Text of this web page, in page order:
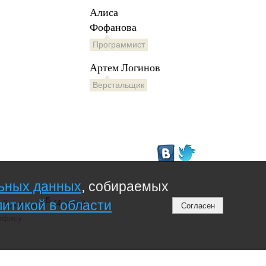
Алиса
Фофанова
Программист
Артем Логинов
Верстальщик
д. 5 Б(4 этаж)
данных, собираемых
в области
Согласен